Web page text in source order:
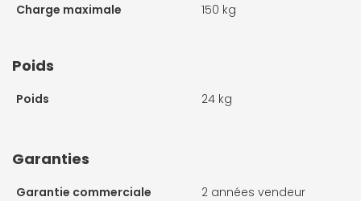
Charge maximale
150 kg
Poids
Poids 24 kg
Garanties
Garantie commerciale
2 années vendeur